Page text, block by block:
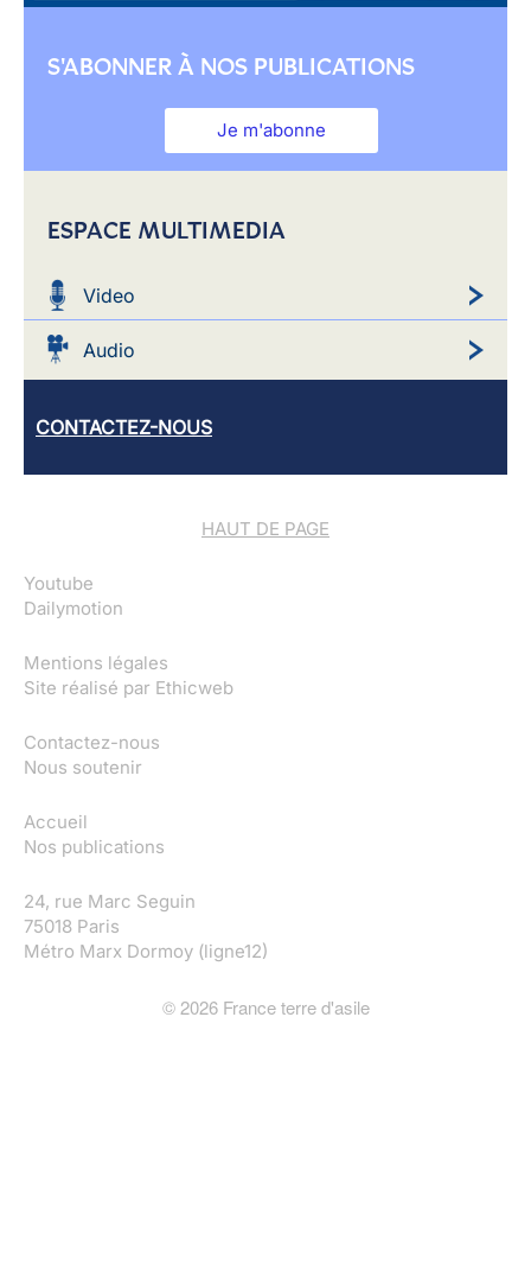
S'ABONNER À NOS PUBLICATIONS
Je m'abonne
ESPACE MULTIMEDIA
Video
Audio
CONTACTEZ-NOUS
HAUT DE PAGE
Youtube
Dailymotion
Mentions légales
Site réalisé par Ethicweb
Contactez-nous
Nous soutenir
Accueil
Nos publications
24, rue Marc Seguin
75018 Paris
Métro Marx Dormoy (ligne12)
© 2026France terre d'asile